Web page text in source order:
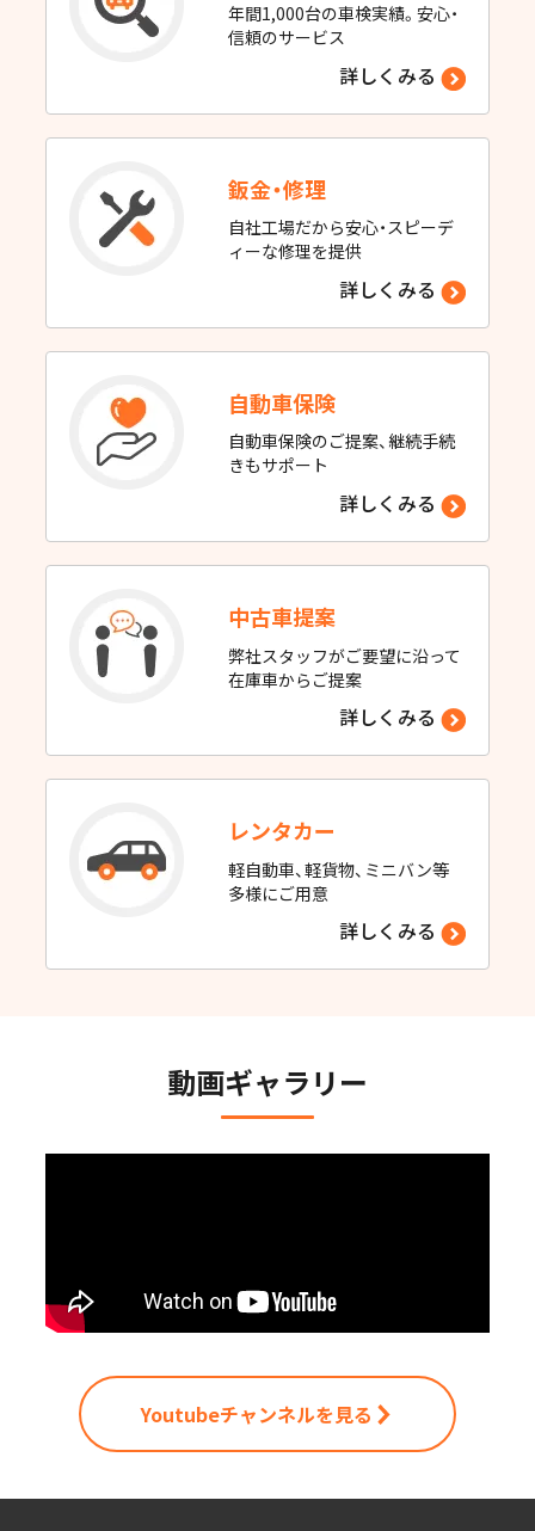
年間1,000台の車検実績。安心・
信頼のサービス
詳しくみる
鈑金・修理
自社工場だから安心・スピーデ
ィーな修理を提供
詳しくみる
自動車保険
自動車保険のご提案、継続手続
きもサポート
詳しくみる
中古車提案
弊社スタッフがご要望に沿って
在庫車からご提案
詳しくみる
レンタカー
軽自動車、軽貨物、ミニバン等
多様にご用意
詳しくみる
動画ギャラリー
Youtubeチャンネルを見る